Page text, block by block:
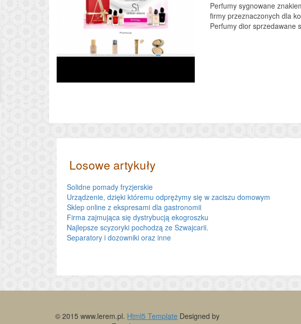
Perfumy sygnowane
firmy przeznaczonych dla
Perfumy dior sprzedawane
Losowe artykuły
Solidne pomady fryzjerskie
Urządzenie, dzięki któremu odprężymy się w zaciszu domowym
Sklep online z ekspresami dla gastronomii
Firma zajmująca się dystrybucją ekogroszku
Najlepsze scyzoryki pochodzą ze Szwajcarii.
Separatory i dozowniki oraz inne
© 2015 www.lerem.pl. Html5 Template Designed by